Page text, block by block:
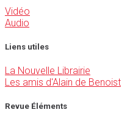
Vidéo
Audio
Liens utiles
La Nouvelle Librairie
Les amis d'Alain de Benoist
Revue Éléments